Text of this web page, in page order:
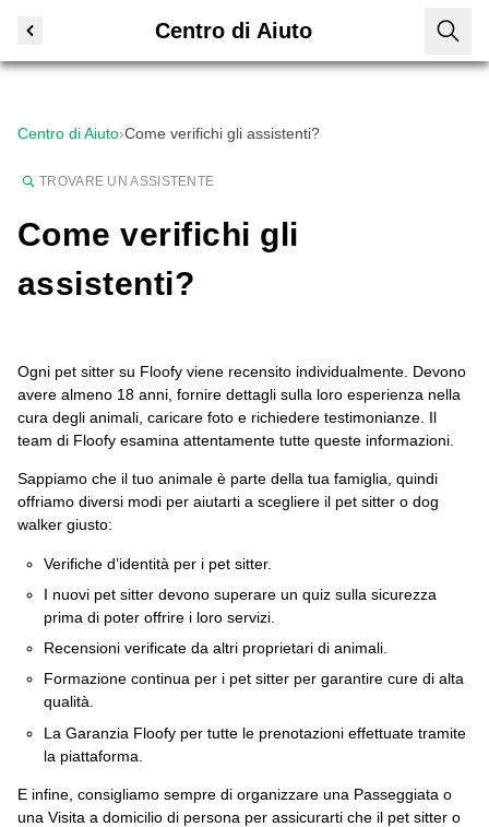
Centro di Aiuto
Centro di Aiuto›Come verifichi gli assistenti?
TROVARE UN ASSISTENTE
Come verifichi gli
assistenti?
Ogni pet sitter su Floofy viene recensito individualmente. Devono
avere almeno 18 anni, fornire dettagli sulla loro esperienza nella
cura degli animali, caricare foto e richiedere testimonianze. Il
team di Floofy esamina attentamente tutte queste informazioni.
Sappiamo che il tuo animale è parte della tua famiglia, quindi
offriamo diversi modi per aiutarti a scegliere il pet sitter o dog
walker giusto:
Verifiche d’identità per i pet sitter.
I nuovi pet sitter devono superare un quiz sulla sicurezza
prima di poter offrire i loro servizi.
Recensioni verificate da altri proprietari di animali.
Formazione continua per i pet sitter per garantire cure di alta
qualità.
La Garanzia Floofy per tutte le prenotazioni effettuate tramite
la piattaforma.
E infine, consigliamo sempre di organizzare una Passeggiata o
una Visita a domicilio di persona per assicurarti che il pet sitter o